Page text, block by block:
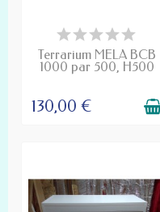
DÉLAI DE FABRICATION
D'UN MOIS
Terrarium MELA BCB
1000 par 500, H500
130,00 €